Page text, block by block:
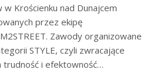
w Krościenku nad Dunajcem
przez ekipę
Zawody organizowane
STYLE, czyli zwracające
trudność i efektowność…